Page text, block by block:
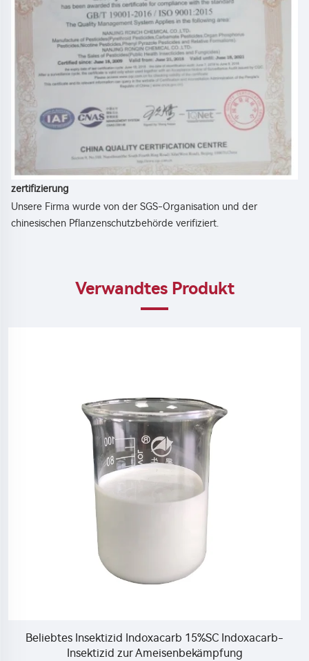
zertifizierung
Unsere Firma wurde von der SGS-Organisation und der
chinesischen Pflanzenschutzbehörde verifiziert.
Verwandtes Produkt
Beliebtes Insektizid Indoxacarb 15%SC Indoxacarb-
Insektizid zur Ameisenbekämpfung